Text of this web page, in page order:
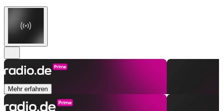
Mehr erfahren